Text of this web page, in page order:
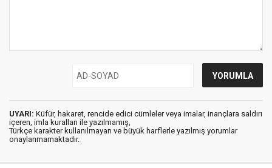
UYARI: Küfür, hakaret, rencide edici cümleler veya imalar, inançlara saldırı
içeren, imla kuralları ile yazılmamış,
Türkçe karakter kullanılmayan ve büyük harflerle yazılmış yorumlar
onaylanmamaktadır.